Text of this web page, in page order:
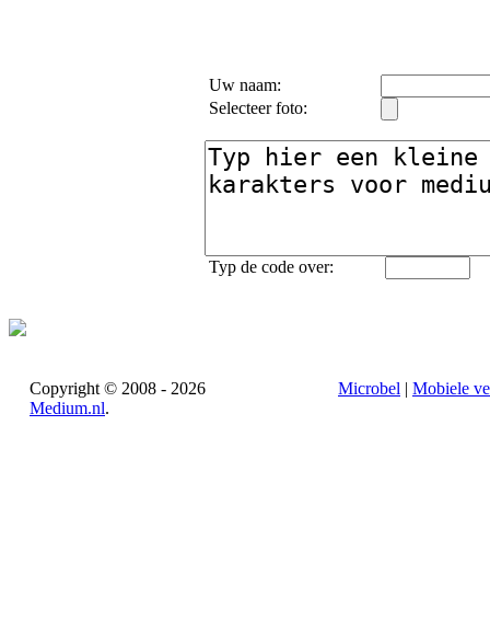
Uw naam:
Selecteer foto:
Typ de code over:
Copyright © 2008 - 2026
Medium.nl.
Microbel | Mobiele